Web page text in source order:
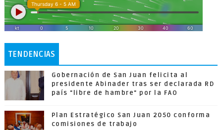
TENDENCIAS
Gobernación de San Juan felicita al
presidente Abinader tras ser declarada RD
país "libre de hambre" por la FAO
Plan Estratégico San Juan 2050 conforma
comisiones de trabajo